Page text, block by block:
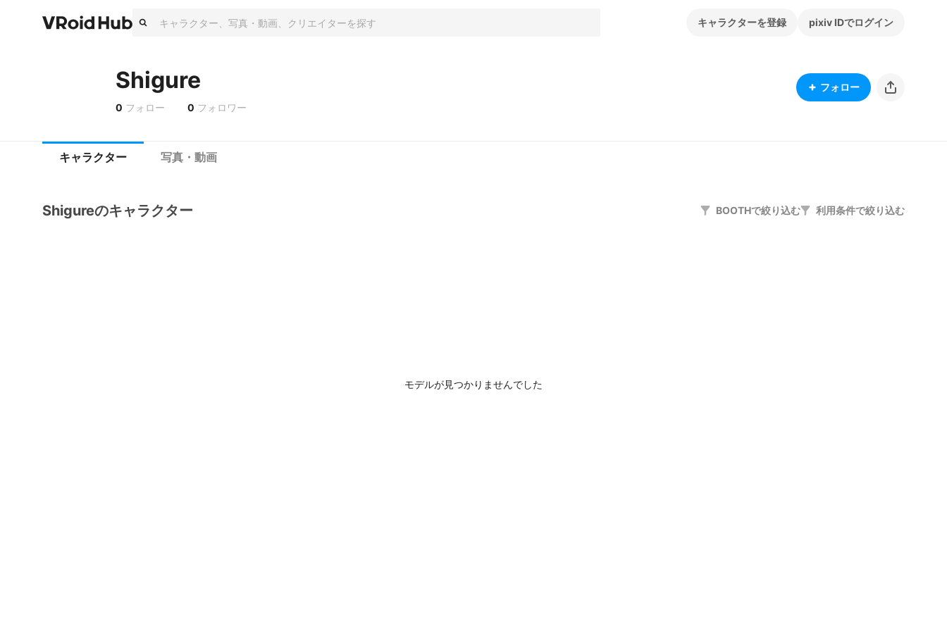
キャラクターを登録 pixiv IDでログイン
Shigure
0 フォロー 0 フォロワー
フォロー
キャラクター 写真・動画
Shigureのキャラクター BOOTHで絞り込む 利用条件で絞り込む
モデルが見つかりませんでした